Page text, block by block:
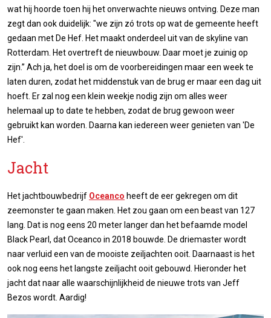
wat hij hoorde toen hij het onverwachte nieuws ontving. Deze man
zegt dan ook duidelijk: "we zijn zó trots op wat de gemeente heeft
gedaan met De Hef. Het maakt onderdeel uit van de skyline van
Rotterdam. Het overtreft de nieuwbouw. Daar moet je zuinig op
zijn.’’ Ach ja, het doel is om de voorbereidingen maar een week te
laten duren, zodat het middenstuk van de brug er maar een dag uit
hoeft. Er zal nog een klein weekje nodig zijn om alles weer
helemaal up to date te hebben, zodat de brug gewoon weer
gebruikt kan worden. Daarna kan iedereen weer genieten van 'De
Hef'.
Jacht
Het jachtbouwbedrijf Oceanco heeft de eer gekregen om dit
zeemonster te gaan maken. Het zou gaan om een beast van 127
lang. Dat is nog eens 20 meter langer dan het befaamde model
Black Pearl, dat Oceanco in 2018 bouwde. De driemaster wordt
naar verluid een van de mooiste zeiljachten ooit. Daarnaast is het
ook nog eens het langste zeiljacht ooit gebouwd. Hieronder het
jacht dat naar alle waarschijnlijkheid de nieuwe trots van Jeff
Bezos wordt. Aardig!